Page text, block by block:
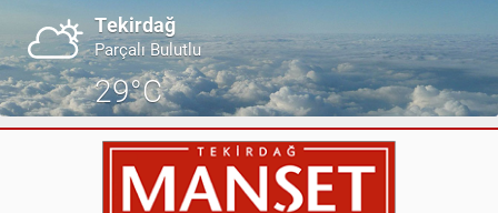
Tekirdağ
Parçalı Bulutlu
29°C